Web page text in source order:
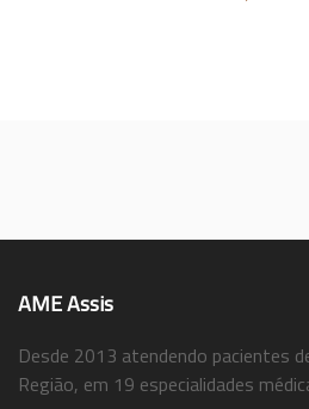
AME Assis
Desde 2013 atendendo pacientes
Região, em 19 especialidades